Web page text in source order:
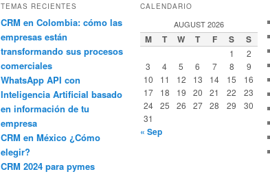
TEMAS RECIENTES
CRM en Colombia: cómo las
empresas están
transformando sus procesos
comerciales
WhatsApp API con
Inteligencia Artificial basado
en información de tu
empresa
CRM en México ¿Cómo
elegir?
CRM 2024 para pymes
CALENDARIO
AUGUST 2026
M T W T F S S
1
2
3
4 5 6 7 8
9
10
11 12 13 14 15
16
17
18 19 20 21 22
23
24
25 26 27 28 29
30
31
« Sep